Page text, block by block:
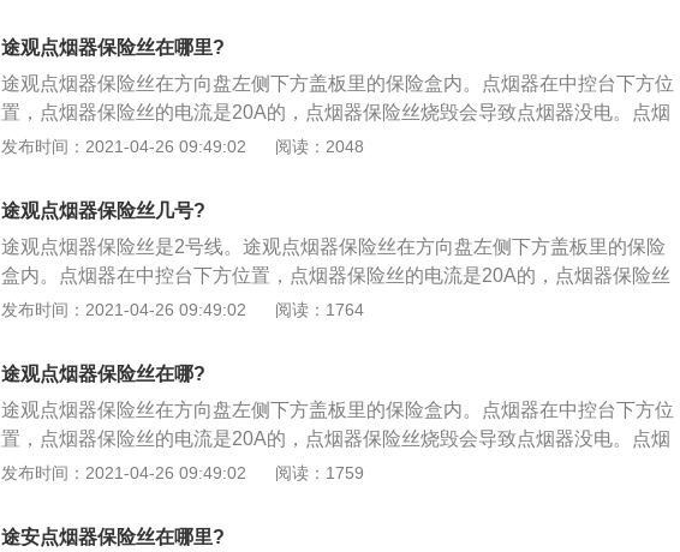
5、拆面板盒：直接将点烟器的面板塑料盒用手拉出来，当拉出大概10厘米左右
时，将连接线先拔除掉，只有这样才可以将整个盒子拉出；6、操作内外圈：点
烟器含有外、内圈两部分，使用时将内圈按进去，待达到一定温度后，内圈会自
通过反方向可以旋下来，然后再正方向就又可以装上了；2、拆螺丝：部分汽车
的点烟器的器座后面，是用螺丝来固定的，只要用扳手把螺丝拆掉就可以拿下，
同样，将螺丝拧上就又装上去了；3、拆面板：拆除挡位操作杠的面板，该面板
是使用塑料卡勾，只需要将一边直接用手掰起来或者用一字螺丝刀翘起，就可以
将整块面板拆开；4、拆面板螺丝：当拆除挡位操作杠面板后，按下点烟器的面
5、拆面板盒：直接将点烟器的面板塑料盒用手拉出来，当拉出大概10厘米左右
时，将连接线先拔除掉，只有这样才可以将整个盒子拉出；6、操作内外圈：点
烟器含有外、内圈两部分，使用时将内圈按进去，待达到一定温度后，内圈会自
途观点烟器保险丝在哪里?
途观点烟器保险丝在方向盘左侧下方盖板里的保险盒内。点烟器在中控台下方位
置，点烟器保险丝的电流是20A的，点烟器保险丝烧毁会导致点烟器没电。点烟
器按一下后自动加热，等5到8秒加热完成后会自动弹出，弹出后即可点燃香烟。
上的外壳，通过反方向可以旋下来，然后再正方向就又可以装上了；2、拆螺
丝：部分汽车的点烟器的器座后面，是用螺丝来固定的，只要用扳手把螺丝拆掉
就可以拿下，同样，将螺丝拧上就又装上去了；3、拆面板：拆除挡位操作杠的
面板，该面板是使用塑料卡勾，只需要将一边直接用手掰起来或者用一字螺丝刀
翘起，就可以将整块面板拆开；4、拆面板螺丝：当拆除挡位操作杠面板后，按
拆除即可；5、拆面板盒：直接将点烟器的面板塑料盒用手拉出来，当拉出大概1
0厘米左右时，将连接线先拔除掉，只有这样才可以将整个盒子拉出；6、操作内
外圈：点烟器含有外、内圈两部分，使用时将内圈按进去，待达到一定温度后，
发布时间：2021-04-26 09:49:02 阅读：2048
途观点烟器保险丝几号?
途观点烟器保险丝是2号线。途观点烟器保险丝在方向盘左侧下方盖板里的保险
盒内。点烟器在中控台下方位置，点烟器保险丝的电流是20A的，点烟器保险丝
烧毁会导致点烟器没电。点烟器按一下后自动加热，等5到8秒加热完成后会自动
点烟器的器座后面，装的是拧上的外壳，通过反方向可以旋下来，然后再正方向
就又可以装上了；2、拆螺丝：部分汽车的点烟器的器座后面，是用螺丝来固定
的，只要用扳手把螺丝拆掉就可以拿下，同样，将螺丝拧上就又装上去了；3、
拆面板：拆除挡位操作杠的面板，该面板是使用塑料卡勾，只需要将一边直接用
手掰起来或者用一字螺丝刀翘起，就可以将整块面板拆开；4、拆面板螺丝：当
的螺丝，使用M4内六角扳手拆除即可；5、拆面板盒：直接将点烟器的面板塑料
发布时间：2021-04-26 09:49:02 阅读：1764
途观点烟器保险丝在哪?
途观点烟器保险丝在方向盘左侧下方盖板里的保险盒内。点烟器在中控台下方位
置，点烟器保险丝的电流是20A的，点烟器保险丝烧毁会导致点烟器没电。点烟
器按一下后自动加热，等5到8秒加热完成后会自动弹出，弹出后即可点燃香烟。
上的外壳，通过反方向可以旋下来，然后再正方向就又可以装上了；2、拆螺
发布时间：2021-04-26 09:49:02 阅读：1759
途安点烟器保险丝在哪里?